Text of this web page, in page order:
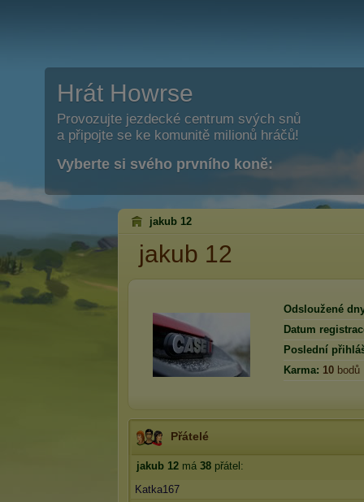
Hrát Howrse
Provozujte jezdecké centrum svých snů
a připojte se ke komunitě milionů hráčů!
Vyberte si svého prvního koně:
jakub 12
jakub 12
Odsloužené
Datum
Poslední
Karma: 10 bodů
Přátelé
jakub 12 má 38 přátel:
Katka167